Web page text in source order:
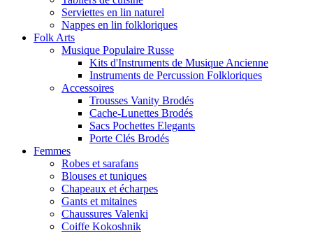
Serviettes en lin naturel
Nappes en lin folkloriques
Folk Arts
Musique Populaire Russe
Kits d'Instruments de Musique Ancienne
Instruments de Percussion Folkloriques
Accessoires
Trousses Vanity Brodés
Cache-Lunettes Brodés
Sacs Pochettes Elegants
Porte Clés Brodés
Femmes
Robes et sarafans
Blouses et tuniques
Chapeaux et écharpes
Gants et mitaines
Chaussures Valenki
Coiffe Kokoshnik